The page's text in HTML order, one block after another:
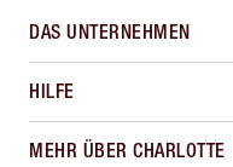
DAS UNTERNEHMEN
HILFE
MEHR ÜBER CHARLOTTE